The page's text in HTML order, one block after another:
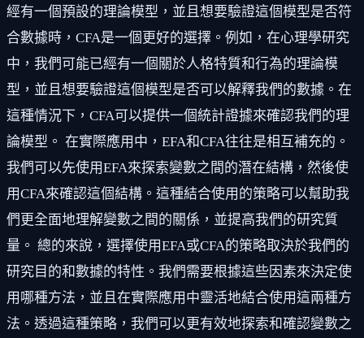
經有一個預設的理論模型，並且想要驗證這個模型是否符
合數據時，CFA是一個更好的選擇。例如，在心理學研究
中，我們可能已經有一個關於人格特質和行為的理論模
型，並且想要驗證這個模型是否可以解釋我們的數據。在
這種情況下，CFA可以提供一個統計證據來確認我們的理
論模型。 在實際應用中，EFA和CFA往往是相互補充的。
我們可以先使用EFA來探索變數之間的潛在結構，然後使
用CFA來確認這個結構。這種結合使用的策略可以幫助我
們更全面地理解變數之間的關係，並提高我們的研究質
量。 總的來說，選擇使用EFA或CFA的策略取決於我們的
研究目的和數據的特性。我們需要根據這些因素來決定使
用哪種方法，並且在實際應用中靈活地結合使用這兩種方
法。透過這種策略，我們可以更有效地探索和確認變數之